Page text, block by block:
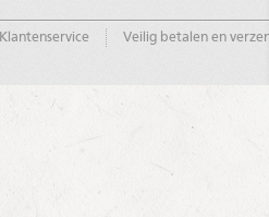
Klantenservice Veilig betalen en